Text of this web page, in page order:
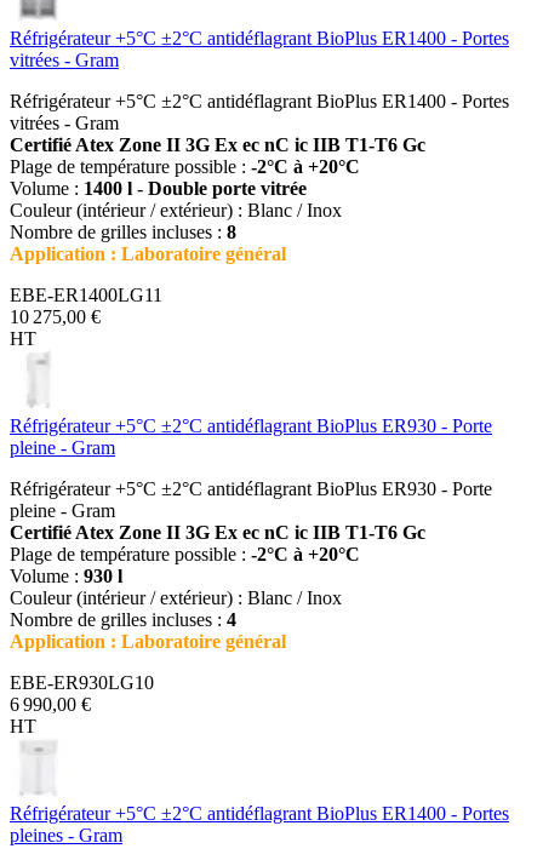
Réfrigérateur +5°C ±2°C antidéflagrant BioPlus ER1400 - Portes
vitrées - Gram
Réfrigérateur +5°C ±2°C antidéflagrant BioPlus ER1400 - Portes
vitrées - Gram
Certifié Atex Zone II 3G Ex ec nC ic IIB T1-T6 Gc
Plage de température possible : -2°C à +20°C
Volume : 1400 l - Double porte vitrée
Couleur (intérieur / extérieur) : Blanc / Inox
Nombre de grilles incluses : 8
Application : Laboratoire général
EBE-ER1400LG11
10 275,00 €
HT
Réfrigérateur +5°C ±2°C antidéflagrant BioPlus ER930 - Porte
pleine - Gram
Réfrigérateur +5°C ±2°C antidéflagrant BioPlus ER930 - Porte
pleine - Gram
Certifié Atex Zone II 3G Ex ec nC ic IIB T1-T6 Gc
Plage de température possible : -2°C à +20°C
Volume : 930 l
Couleur (intérieur / extérieur) : Blanc / Inox
Nombre de grilles incluses : 4
Application : Laboratoire général
EBE-ER930LG10
6 990,00 €
HT
Réfrigérateur +5°C ±2°C antidéflagrant BioPlus ER1400 - Portes
pleines - Gram